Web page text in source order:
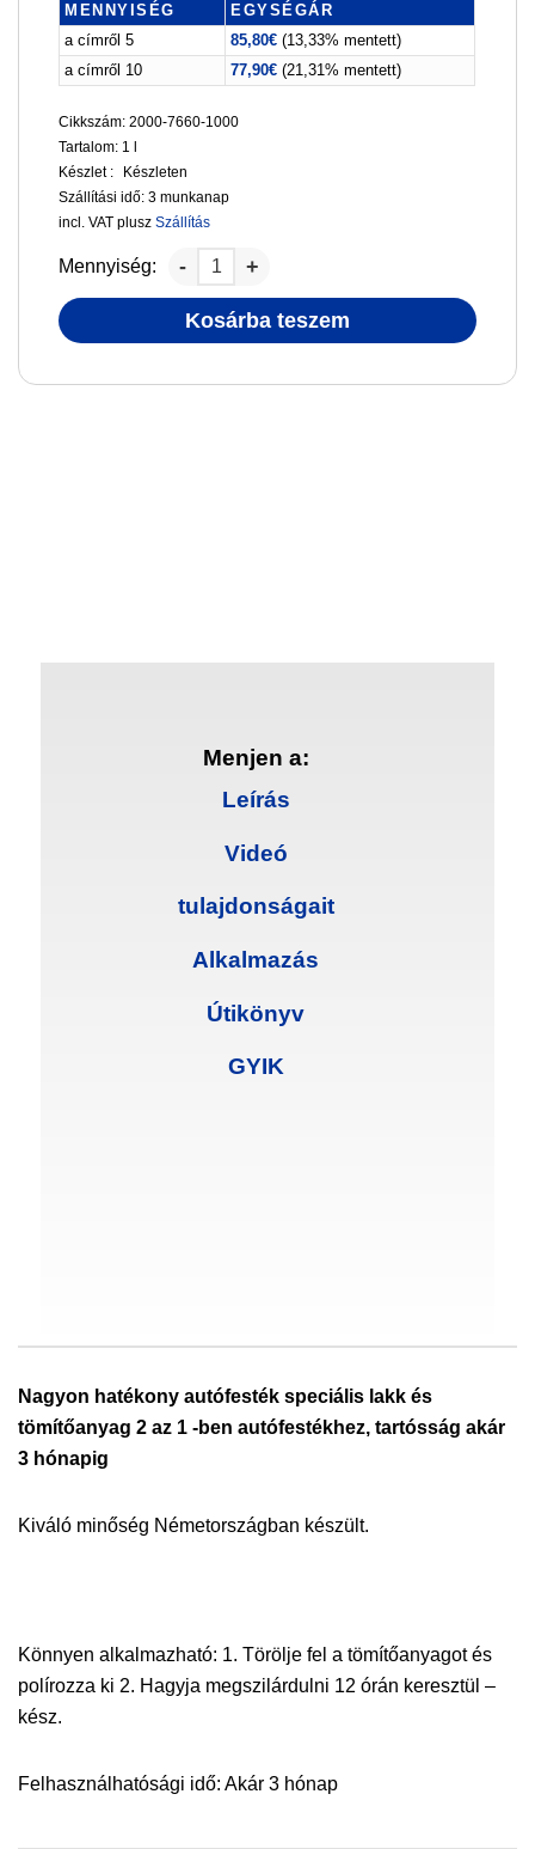
MENNYISÉG
EGYSÉGÁR
a címről 5
85,80€ (13,33% mentett)
a címről 10
77,90€ (21,31% mentett)
Cikkszám: 2000-7660-1000
Tartalom: 1
Készlet :
Készleten
Szállítási idő:3 munkanap
incl. VAT pluszSzállítás
Mennyiség:
Kosárba teszem
Menjen a:
Leírás
Videó
tulajdonságait
Alkalmazás
Útikönyv
GYIK
Nagyon hatékony autófesték speciális lakk és
tömítőanyag 2 az 1 -ben autófestékhez, tartósság akár
3 hónapig
Kiváló minőség Németországban készült.
Könnyen alkalmazható: 1. Törölje fel a tömítőanyagot és
polírozza ki 2. Hagyja megszilárdulni 12 órán keresztül –
kész.
Felhasználhatósági idő: Akár 3 hónap